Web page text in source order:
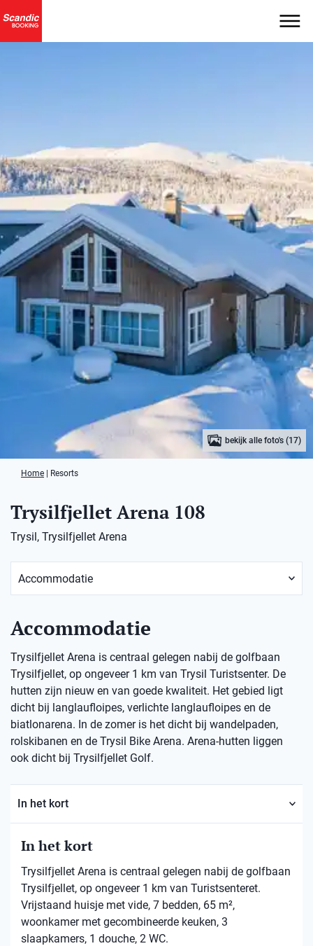
bekijk alle foto's (17)
Home Resorts
Trysilfjellet Arena 108
Trysil, Trysilfjellet Arena
Accommodatie
Trysilfjellet Arena is centraal gelegen nabij de golfbaan
Trysilfjellet, op ongeveer 1 km van Trysil Turistsenter. De
hutten zijn nieuw en van goede kwaliteit. Het gebied ligt
dicht bij langlaufloipes, verlichte langlaufloipes en de
biatlonarena. In de zomer is het dicht bij wandelpaden,
rolskibanen en de Trysil Bike Arena. Arena-hutten liggen
ook dicht bij Trysilfjellet Golf.
In het kort
In het kort
Trysilfjellet Arena is centraal gelegen nabij de golfbaan
Trysilfjellet, op ongeveer 1 km van Turistsenteret.
Vrijstaand huisje met vide, 7 bedden, 65 m²,
woonkamer met gecombineerde keuken, 3
slaapkamers, 1 douche, 2 WC.